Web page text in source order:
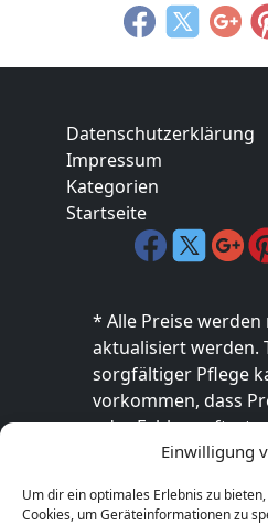
Einwilligung
Um dir ein optimales Erlebnis zu
Cookies, um Geräteinformationen zu
Datenschutzerklärung
Impressum
Kategorien
Startseite
* Alle Preise
aktualisiert werden.
sorgfältiger Pflege
vorkommen, dass
oder Fehler
endgültige Preis
ausschließlich im